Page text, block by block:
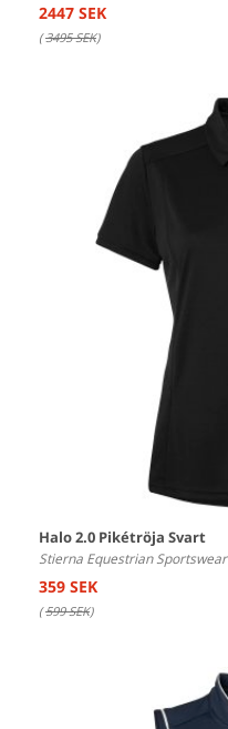
2447 SEK
(3495 SEK)
Halo 2.0 Pikétröja Svart
Stierna Equestrian Sportswear
359 SEK
(599 SEK)